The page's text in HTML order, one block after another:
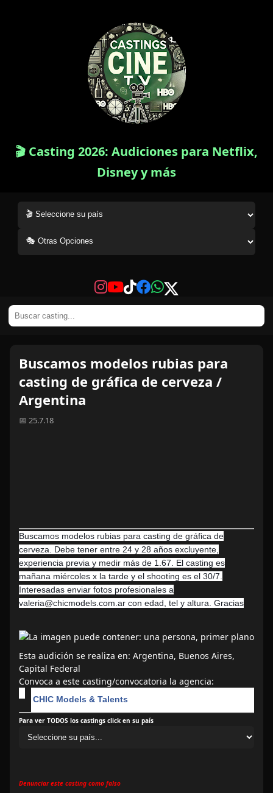
🎬 Casting 2026: Audiciones para Netflix,
Disney y más
Buscamos modelos rubias para
casting de gráfica de cerveza /
Argentina
📅 25.7.18
Buscamos modelos rubias para casting de gráfica de
cerveza. Debe tener entre 24 y 28 años excluyente,
experiencia previa y medir más de 1.67. El casting es
mañana miércoles x la tarde y el shooting es el 30/7.
Interesadas enviar fotos profesionales a
valeria@chicmodels.com.ar con edad, tel y altura. Gracias
Esta audición se realiza en: Argentina, Buenos Aires,
Capital Federal
Convoca a este casting/convocatoria la agencia:
CHIC Models & Talents
Para ver TODOS los castings click en su país
Denunciar este casting como falso